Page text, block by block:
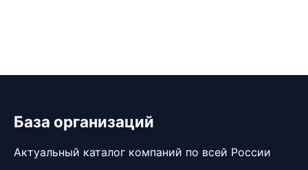
База организаций
Актуальный каталог компаний по всей России